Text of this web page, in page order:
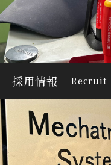
採用情報 Recruit